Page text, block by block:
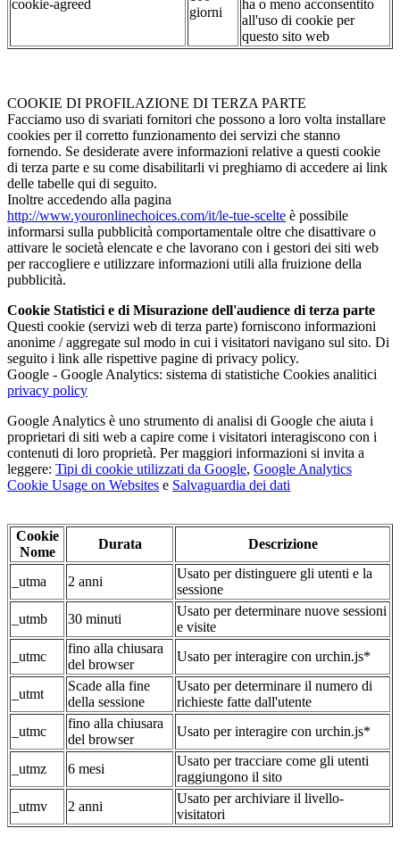
cookie-agreed
giorni
ha o meno acconsentito
all'uso di cookie per
questo sito web
COOKIE DI PROFILAZIONE DI TERZA PARTE
Facciamo uso di svariati fornitori che possono a loro volta installare
cookies per il corretto funzionamento dei servizi che stanno
fornendo. Se desiderate avere informazioni relative a questi cookie
di terza parte e su come disabilitarli vi preghiamo di accedere ai link
delle tabelle qui di seguito.
Inoltre accedendo alla pagina
http://www.youronlinechoices.com/it/le-tue-scelte è possibile
informarsi sulla pubblicità comportamentale oltre che disattivare o
attivare le società elencate e che lavorano con i gestori dei siti web
per raccogliere e utilizzare informazioni utili alla fruizione della
pubblicità.
Cookie Statistici e di Misurazione dell'audience di terza parte
Questi cookie (servizi web di terza parte) forniscono informazioni
anonime / aggregate sul modo in cui i visitatori navigano sul sito. Di
seguito i link alle rispettive pagine di privacy policy.
Google - Google Analytics: sistema di statistiche Cookies analitici
privacy policy
Google Analytics è uno strumento di analisi di Google che aiuta i
proprietari di siti web a capire come i visitatori interagiscono con i
contenuti di loro proprietà. Per maggiori informazioni si invita a
leggere: Tipi di cookie utilizzati da Google, Google Analytics
Cookie Usage on Websites e Salvaguardia dei dati
Cookie
Nome
Durata Descrizione
_utma 2 anni
Usato per distinguere gli utenti e la
sessione
_utmb
30 minuti
Usato per determinare nuove sessioni
e visite
_utmc
fino alla chiusara
del browser
Usato per interagire con urchin.js*
_utmt
Scade alla fine
della sessione
Usato per determinare il numero di
richieste fatte dall'utente
_utmc
fino alla chiusara
del browser
Usato per interagire con urchin.js*
_utmz 6 mesi
Usato per tracciare come gli utenti
raggiungono il sito
_utmv
2 anni
Usato per archiviare il livello-
visitatori